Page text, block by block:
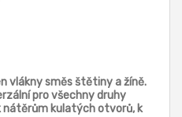
vlákny směs štětiny a žíně.
pro všechny druhy
kulatých otvorů, k